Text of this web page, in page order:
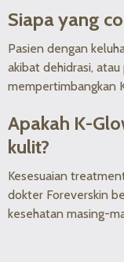
Siapa yang
Pasien dengan
akibat dehidrasi,
mempertimbangkan
Apakah K-
kulit?
Kesesuaian
dokter Foreverskin
kesehatan masing-